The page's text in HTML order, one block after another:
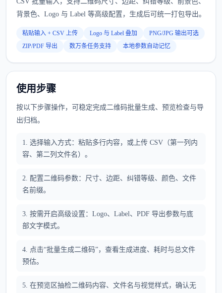
背景色、Logo 与 Label 等高级配置，生成后可统一打包导出。
粘贴输入 + CSV 上传 Logo 与 Label 叠加
PNG/JPG 输出可选
ZIP/PDF 导出
数万条任务支持 本地参数自动记忆
使用步骤
按以下步骤操作，可稳定完成二维码批量生成、预览检查与导
出归档。
1. 选择输入方式：粘贴多行内容，或上传 CSV（第一列内
容、第二列文件名）。
2. 配置二维码参数：尺寸、边距、纠错等级、颜色、文件
名前缀。
3. 按需开启高级设置：Logo、Label、PDF 导出参数与底
部文字模式。
4. 点击“批量生成二维码”，查看生成进度、耗时与总文件
预估。
5. 在预览区抽检二维码内容、文件名与视觉样式，确认无